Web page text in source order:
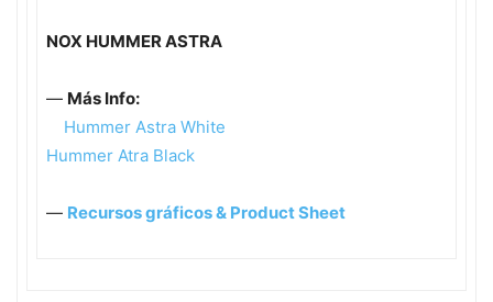
NOX HUMMER ASTRA
— Más Info:
Hummer Astra White
Hummer Atra Black
— Recursos gráficos & Product Sheet